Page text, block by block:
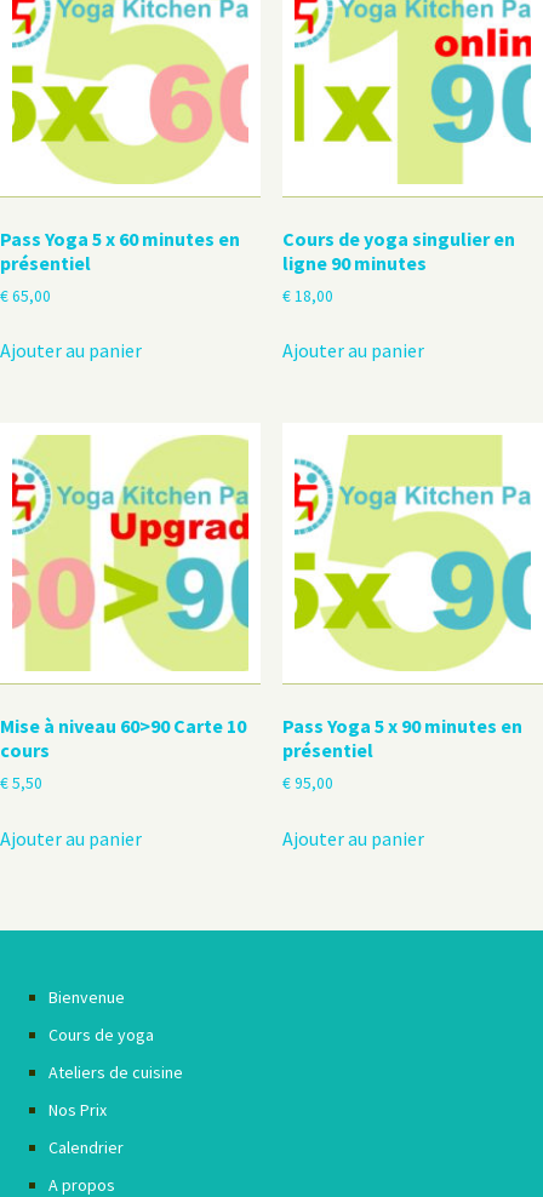
Pass Yoga 5 x 60 minutes en
présentiel
€65,00
Ajouter au panier
Cours de yoga singulier en
ligne 90 minutes
€18,00
Ajouter au panier
Mise à niveau 60>90 Carte 10
cours
€5,50
Ajouter au panier
Pass Yoga 5 x 90 minutes en
présentiel
€95,00
Ajouter au panier
Bienvenue
Cours de yoga
Ateliers de cuisine
Nos Prix
Calendrier
A propos